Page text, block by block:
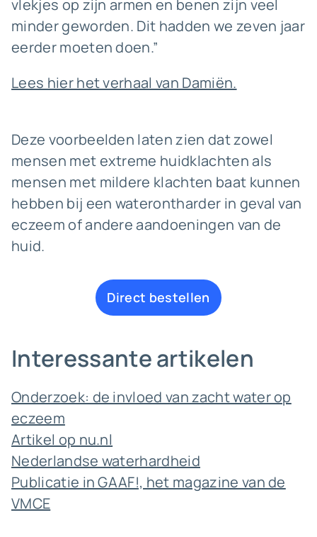
vlekjes op zijn armen en benen zijn veel
minder geworden. Dit hadden we zeven jaar
eerder moeten doen.”
Lees hier het verhaal van Damiën.
Deze voorbeelden laten zien dat zowel
mensen met extreme huidklachten als
mensen met mildere klachten baat kunnen
hebben bij een waterontharder in geval van
eczeem of andere aandoeningen van de
huid.
Direct bestellen
Interessante artikelen
Onderzoek: de invloed van zacht water op
eczeem
Artikel op nu.nl
Nederlandse waterhardheid
Publicatie in GAAF!, het magazine van de
VMCE